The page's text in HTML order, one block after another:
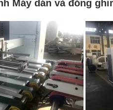
Máy dán và đóng